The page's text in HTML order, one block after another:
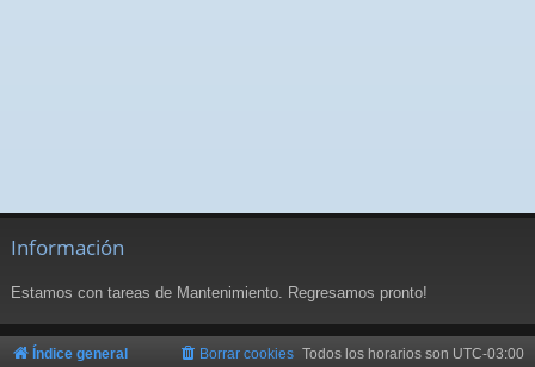
Información
Estamos con tareas de Mantenimiento. Regresamos pronto!
Índice general Todos los horarios son UTC-03:00
Borrar cookies